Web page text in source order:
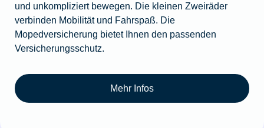
und unkompliziert bewegen. Die kleinen Zweiräder
verbinden Mobilität und Fahrspaß. Die
Mopedversicherung bietet Ihnen den passenden
Versicherungsschutz.
Mehr Infos